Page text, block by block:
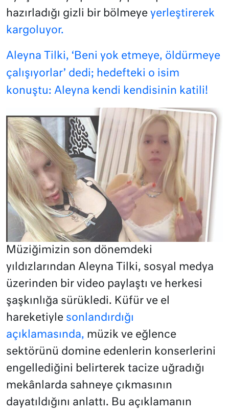
hazırladığı gizli bir bölmeye yerleştirerek
kargoluyor.
Aleyna Tilki, ‘Beni yok etmeye, öldürmeye
çalışıyorlar’ dedi; hedefteki o isim
konuştu: Aleyna kendi kendisinin katili!
Müziğimizin son dönemdeki
yıldızlarından Aleyna Tilki, sosyal medya
üzerinden bir video paylaştı ve herkesi
şaşkınlığa sürükledi. Küfür ve el
hareketiyle sonlandırdığı
açıklamasında, müzik ve eğlence
sektörünü domine edenlerin konserlerini
engellediğini belirterek tacize uğradığı
mekânlarda sahneye çıkmasının
dayatıldığını anlattı. Bu açıklamanın